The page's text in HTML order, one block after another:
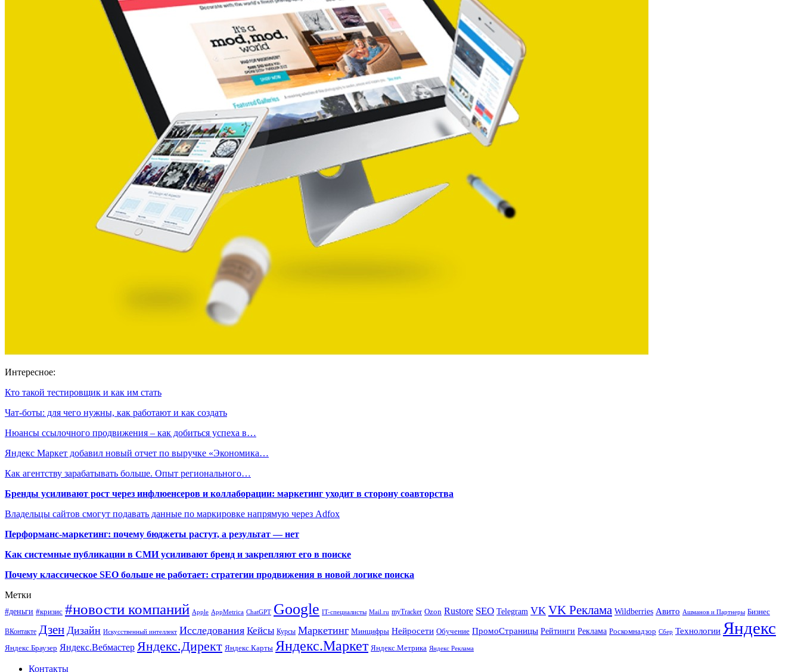
Интересное:
Кто такой тестировщик и как им стать
Чат-боты: для чего нужны, как работают и как создать
Нюансы ссылочного продвижения – как добиться успеха в…
Яндекс Маркет добавил новый отчет по выручке «Экономика…
Как агентству зарабатывать больше. Опыт регионального…
Бренды усиливают рост через инфлюенсеров и коллаборации: маркетинг уходит в сторону соавторства
Владельцы сайтов смогут подавать данные по маркировке напрямую через Adfox
Перформанс-маркетинг: почему бюджеты растут, а результат — нет
Как системные публикации в СМИ усиливают бренд и закрепляют его в поиске
Почему классическое SEO больше не работает: стратегии продвижения в новой логике поиска
Метки
#деньги #кризис #новости компаний Apple AppMetrica ChatGPT Google IT-специалисты Mail.ru myTracker Ozon Rustore SEO Telegram VK VK Реклама Wildberries Авито Ашманов и Партнеры Бизнес
ВКонтакте Дзен Дизайн Искусственный интеллект Исследования Кейсы Курсы Маркетинг Минцифры Нейросети Обучение ПромоСтраницы Рейтинги Реклама Роскомнадзор Сбер Технологии Яндекс
Яндекс.Браузер Яндекс.Вебмастер Яндекс.Директ Яндекс.Карты Яндекс.Маркет Яндекс.Метрика Яндекс Реклама
Контакты